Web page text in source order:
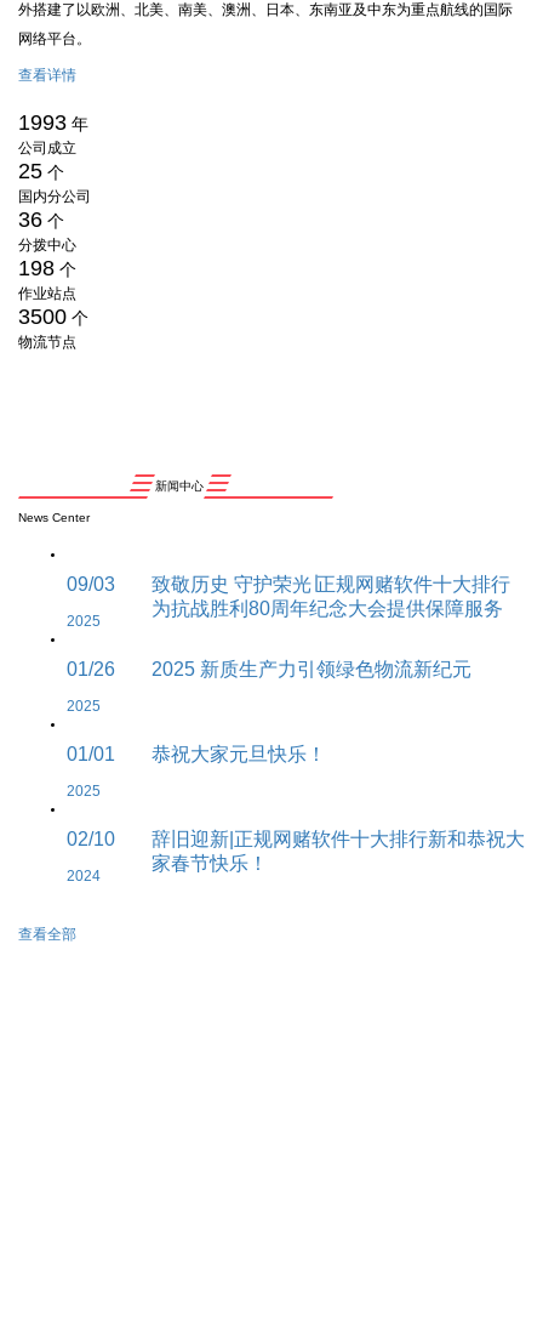
外搭建了以欧洲、北美、南美、澳洲、日本、东南亚及中东为重点航线的国际
网络平台。
查看详情
1993 年
公司成立
25 个
国内分公司
36 个
分拨中心
198 个
作业站点
3500 个
物流节点
新闻中心
News Center
09/03
2025
致敬历史 守护荣光∣正规网赌软件十大排行
为抗战胜利80周年纪念大会提供保障服务
01/26
2025
2025 新质生产力引领绿色物流新纪元
01/01
2025
恭祝大家元旦快乐！
02/10
2024
辞旧迎新|正规网赌软件十大排行新和恭祝大
家春节快乐！
查看全部